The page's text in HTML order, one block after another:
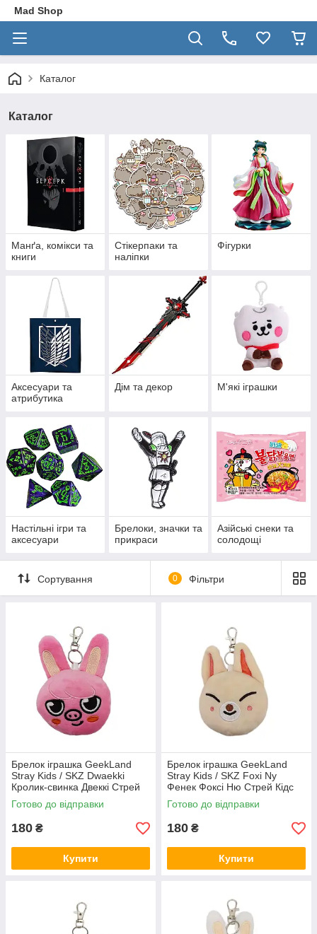
Mad Shop
Каталог
Каталог
Манґа, комікси та
книги
Стікерпаки та
наліпки
Фігурки
Аксесуари та
атрибутика
Дім та декор М'які іграшки
Настільні ігри та
аксесуари
Брелоки, значки та
прикраси
Азійські снеки та
солодощі
Сортування 0 Фільтри
Брелок іграшка GeekLand
Stray Kids / SKZ Dwaekki
Кролик-свинка Двеккі Стрей
Кідс 10 см G SKZ D05
Готово до відправки
180 ₴
Купити
Брелок іграшка GeekLand
Stray Kids / SKZ Foxi Ny
Фенек Фоксі Ню Стрей Кідс
10 см G SKZ FN07
Готово до відправки
180 ₴
Купити